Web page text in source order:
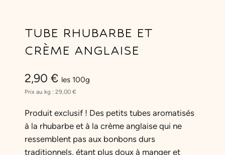
TUBE RHUBARBE ET
CRÈME ANGLAISE
2,90 € les 100g
Prix au kg : 29,00 €
Produit exclusif ! Des petits tubes aromatisés
à la rhubarbe et à la crème anglaise qui ne
ressemblent pas aux bonbons durs
traditionnels, étant plus doux à manger et